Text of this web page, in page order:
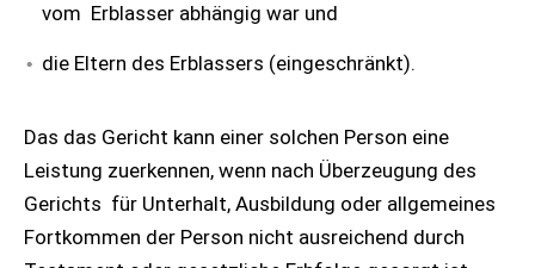
vom Erblasser abhängig war und
die Eltern des Erblassers (eingeschränkt).
Das das Gericht kann einer solchen Person eine
Leistung zuerkennen, wenn nach Überzeugung des
Gerichts für Unterhalt, Ausbildung oder allgemeines
Fortkommen der Person nicht ausreichend durch